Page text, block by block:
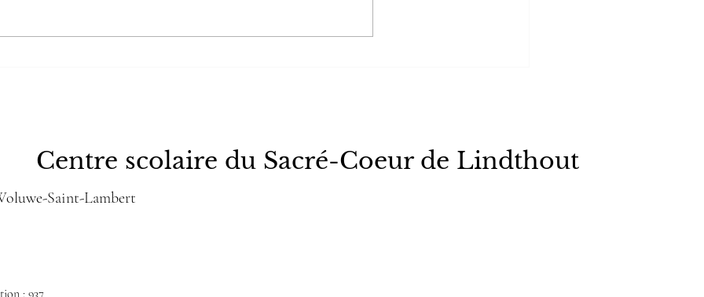
Centre scolaire du Sacré-Coeur de Lindthout
Saint-Lambert